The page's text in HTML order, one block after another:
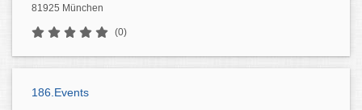
81925 München
(0)
186.Events